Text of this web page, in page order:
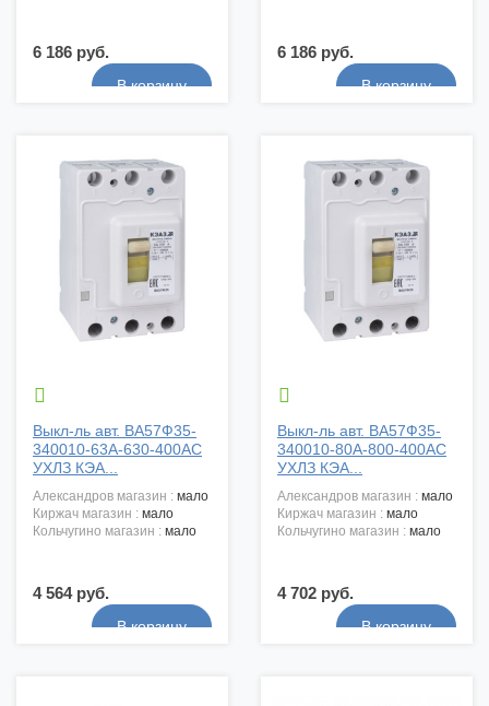
6 186 руб. 6 186 руб.

Выкл-ль авт. ВА57Ф35-
340010-63А-630-400АС
УХЛЗ КЭА...
александров магазин : мало
киржач магазин : мало
кольчугино магазин : мало
4 564 руб.

Выкл-ль авт. ВА57Ф35-
340010-80А-800-400АС
УХЛЗ КЭА...
александров магазин : мало
киржач магазин : мало
кольчугино магазин : мало
4 702 руб.